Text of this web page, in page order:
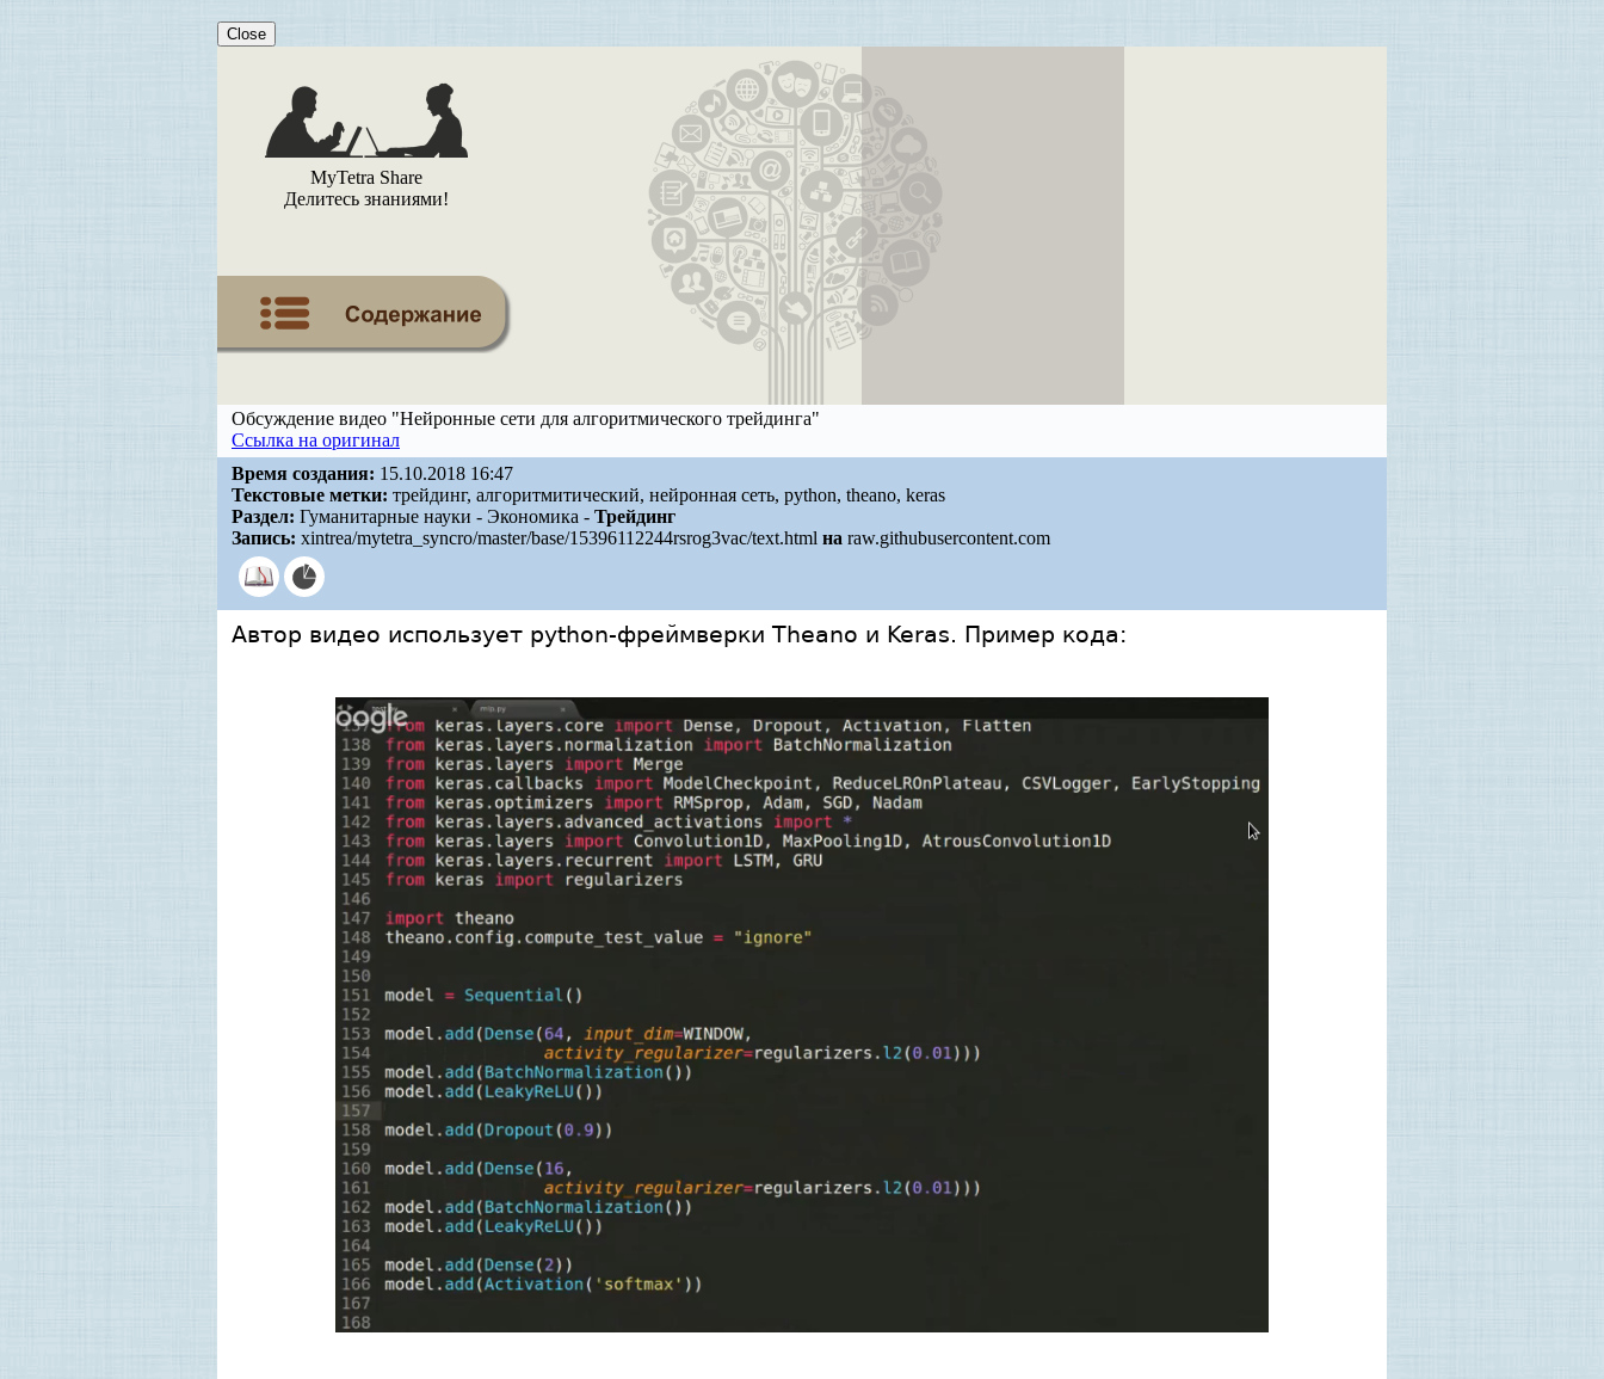
Close
MyTetra Share
Делитесь знаниями!
Обсуждение видео "Нейронные сети для алгоритмического трейдинга"
Ссылка на оригинал
Время создания: 15.10.2018 16:47
Текстовые метки: трейдинг, алгоритмитический, нейронная сеть, python, theano, keras
Раздел: Гуманитарные науки - Экономика - Трейдинг
Запись: xintrea/mytetra_syncro/master/base/15396112244rsrog3vac/text.html на raw.githubusercontent.com
Автор видео использует python-фреймверки Theano и Keras. Пример кода: